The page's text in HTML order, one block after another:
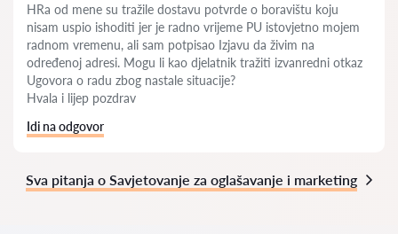
HRa od mene su tražile dostavu potvrde o boravištu koju
nisam uspio ishoditi jer je radno vrijeme PU istovjetno mojem
radnom vremenu, ali sam potpisao Izjavu da živim na
određenoj adresi. Mogu li kao djelatnik tražiti izvanredni otkaz
Ugovora o radu zbog nastale situacije?
Hvala i lijep pozdrav
Idi na odgovor
Sva pitanja o Savjetovanje za oglašavanje i marketing